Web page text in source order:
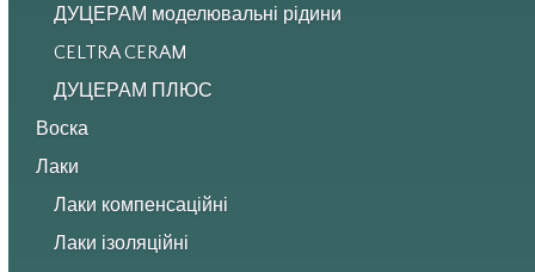
ДУЦЕРАМ моделювальні рідини
CELTRA CERAM
ДУЦЕРАМ ПЛЮС
Воска
Лаки
Лаки компенсаційні
Лаки ізоляційні